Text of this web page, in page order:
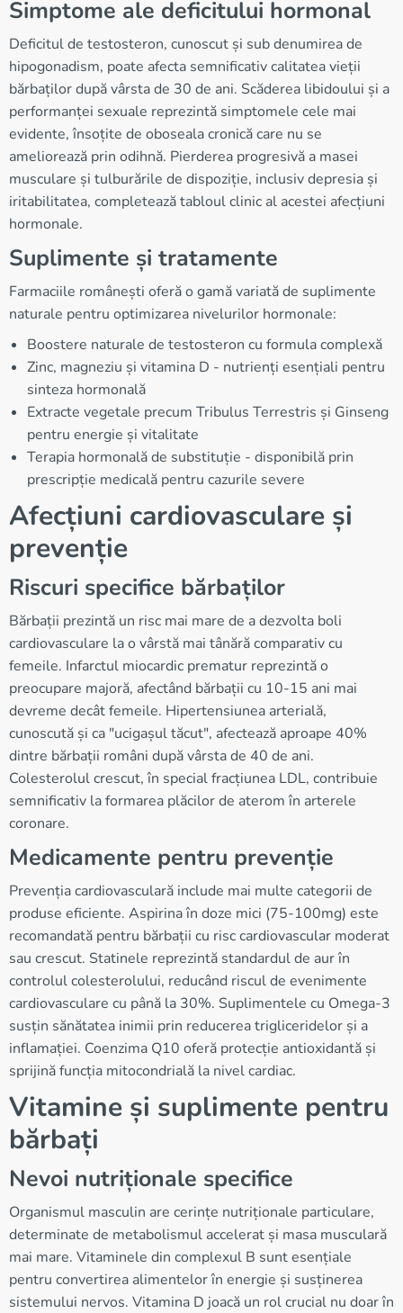
Simptome ale deficitului hormonal
Deficitul de testosteron, cunoscut și sub denumirea de
hipogonadism, poate afecta semnificativ calitatea vieții
bărbaților după vârsta de 30 de ani. Scăderea libidoului și a
performanței sexuale reprezintă simptomele cele mai
evidente, însoțite de oboseala cronică care nu se
ameliorează prin odihnă. Pierderea progresivă a masei
musculare și tulburările de dispoziție, inclusiv depresia și
iritabilitatea, completează tabloul clinic al acestei afecțiuni
hormonale.
Suplimente și tratamente
Farmaciile românești oferă o gamă variată de suplimente
naturale pentru optimizarea nivelurilor hormonale:
Boostere naturale de testosteron cu formula complexă
Zinc, magneziu și vitamina D - nutrienți esențiali pentru
sinteza hormonală
Extracte vegetale precum Tribulus Terrestris și Ginseng
pentru energie și vitalitate
Terapia hormonală de substituție - disponibilă prin
prescripție medicală pentru cazurile severe
Afecțiuni cardiovasculare și
prevenție
Riscuri specifice bărbaților
Bărbații prezintă un risc mai mare de a dezvolta boli
cardiovasculare la o vârstă mai tânără comparativ cu
femeile. Infarctul miocardic prematur reprezintă o
preocupare majoră, afectând bărbații cu 10-15 ani mai
devreme decât femeile. Hipertensiunea arterială,
cunoscută și ca "ucigașul tăcut", afectează aproape 40%
dintre bărbații români după vârsta de 40 de ani.
Colesterolul crescut, în special fracțiunea LDL, contribuie
semnificativ la formarea plăcilor de aterom în arterele
coronare.
Medicamente pentru prevenție
Prevenția cardiovasculară include mai multe categorii de
produse eficiente. Aspirina în doze mici (75-100mg) este
recomandată pentru bărbații cu risc cardiovascular moderat
sau crescut. Statinele reprezintă standardul de aur în
controlul colesterolului, reducând riscul de evenimente
cardiovasculare cu până la 30%. Suplimentele cu Omega-3
susțin sănătatea inimii prin reducerea trigliceridelor și a
inflamației. Coenzima Q10 oferă protecție antioxidantă și
sprijină funcția mitocondrială la nivel cardiac.
Vitamine și suplimente pentru
bărbați
Nevoi nutriționale specifice
Organismul masculin are cerințe nutriționale particulare,
determinate de metabolismul accelerat și masa musculară
mai mare. Vitaminele din complexul B sunt esențiale
pentru convertirea alimentelor în energie și susținerea
sistemului nervos. Vitamina D joacă un rol crucial nu doar în